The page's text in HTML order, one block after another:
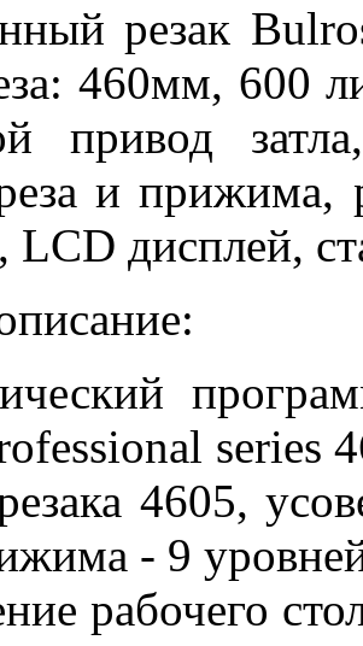
резак
460мм, 600
привод
и прижима,
LCD дисплей,
series
4605,
- 9
рабочего